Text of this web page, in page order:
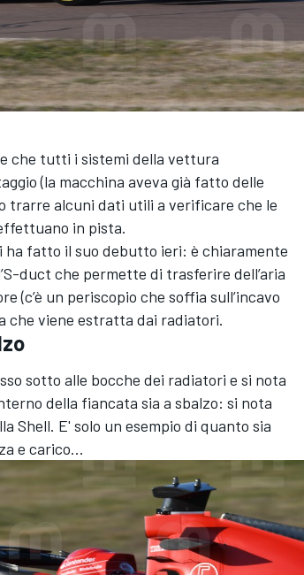
che tutti i sistemi della vettura
(la macchina aveva già fatto delle
trarre alcuni dati utili a verificare che le
in pista.
ha fatto il suo debutto ieri: è chiaramente
duct che permette di trasferire dell’aria
(c’è un periscopio che soffia sull’incavo
che viene estratta dai radiatori.
sotto alle bocche dei radiatori e si nota
della fiancata sia a sbalzo: si nota
Shell. E' solo un esempio di quanto sia
e carico...